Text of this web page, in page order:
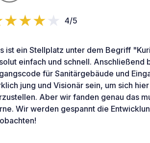
4/5
ist ein Stellplatz unter dem Begriff
einfach und schnell. Anschließend
für Sanitärgebäude und
jung und Visionär sein, um sich
Aber wir fanden genau das
Wir werden gespannt die